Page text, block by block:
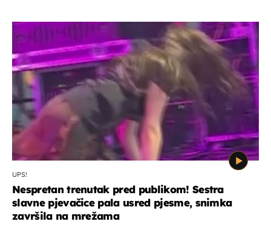
UPS!
Nespretan trenutak pred publikom! Sestra
slavne pjevačice pala usred pjesme, snimka
završila na mrežama